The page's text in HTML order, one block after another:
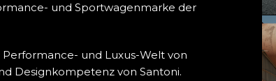
und Sportwagenmarke der
Performance- und Luxus-Welt von
Designkompetenz von Santoni.